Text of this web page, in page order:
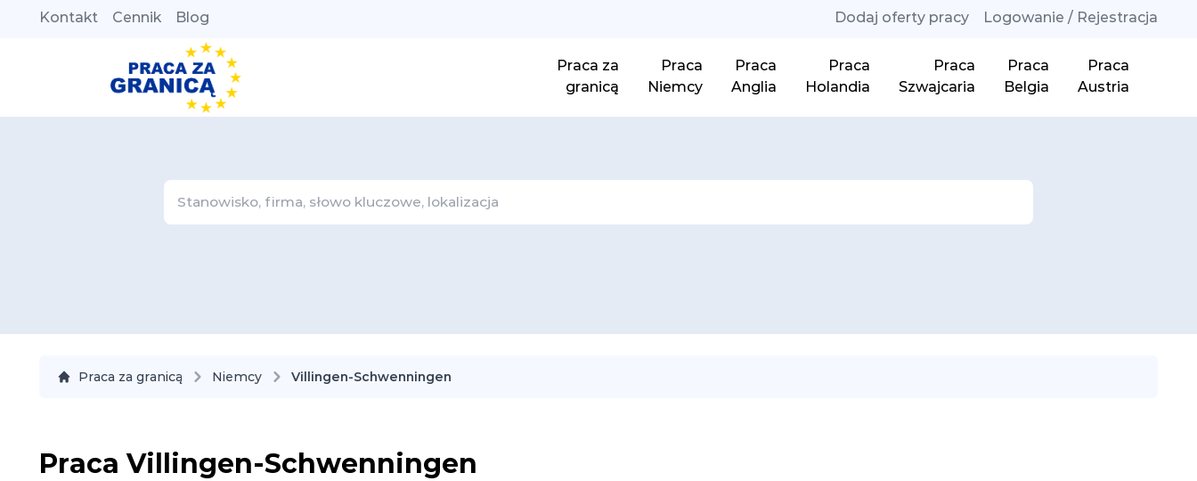
Kontakt Cennik Blog Dodaj oferty pracy Logowanie / Rejestracja
Praca za
granicą
Praca
Niemcy
Praca
Anglia
Praca
Holandia
Praca
Szwajcaria
Praca
Belgia
Praca
Austria
Praca za granicą Niemcy Villingen-Schwenningen
Praca Villingen-Schwenningen